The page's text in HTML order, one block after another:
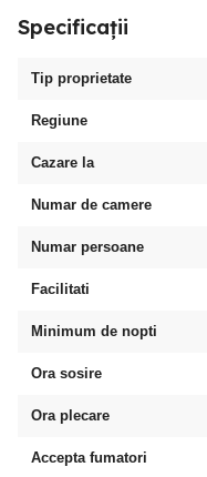
Specificații
Tip proprietate
Regiune
Cazare la
Numar de camere
Numar persoane
Facilitati
Minimum de nopti
Ora sosire
Ora plecare
Accepta fumatori